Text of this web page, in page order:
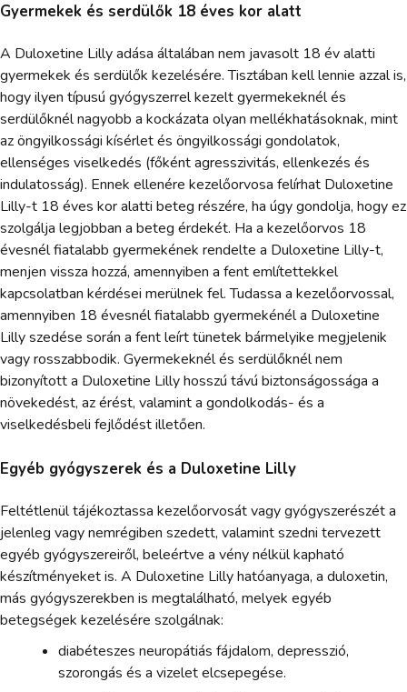
Gyermekek és serdülők 18 éves kor alatt
A Duloxetine Lilly adása általában nem javasolt 18 év alatti
gyermekek és serdülők kezelésére. Tisztában kell lennie azzal is,
hogy ilyen típusú gyógyszerrel kezelt gyermekeknél és
serdülőknél nagyobb a kockázata olyan mellékhatásoknak, mint
az öngyilkossági kísérlet és öngyilkossági gondolatok,
ellenséges viselkedés (főként agresszivitás, ellenkezés és
indulatosság). Ennek ellenére kezelőorvosa felírhat Duloxetine
Lilly-t 18 éves kor alatti beteg részére, ha úgy gondolja, hogy ez
szolgálja legjobban a beteg érdekét. Ha a kezelőorvos 18
évesnél fiatalabb gyermekének rendelte a Duloxetine Lilly-t,
menjen vissza hozzá, amennyiben a fent említettekkel
kapcsolatban kérdései merülnek fel. Tudassa a kezelőorvossal,
amennyiben 18 évesnél fiatalabb gyermekénél a Duloxetine
Lilly szedése során a fent leírt tünetek bármelyike megjelenik
vagy rosszabbodik. Gyermekeknél és serdülőknél nem
bizonyított a Duloxetine Lilly hosszú távú biztonságossága a
növekedést, az érést, valamint a gondolkodás- és a
viselkedésbeli fejlődést illetően.
Egyéb gyógyszerek és a Duloxetine Lilly
Feltétlenül tájékoztassa kezelőorvosát vagy gyógyszerészét a
jelenleg vagy nemrégiben szedett, valamint szedni tervezett
egyéb gyógyszereiről, beleértve a vény nélkül kapható
készítményeket is. A Duloxetine Lilly hatóanyaga, a duloxetin,
más gyógyszerekben is megtalálható, melyek egyéb
betegségek kezelésére szolgálnak:
diabéteszes neuropátiás fájdalom, depresszió,
szorongás és a vizelet elcsepegése.